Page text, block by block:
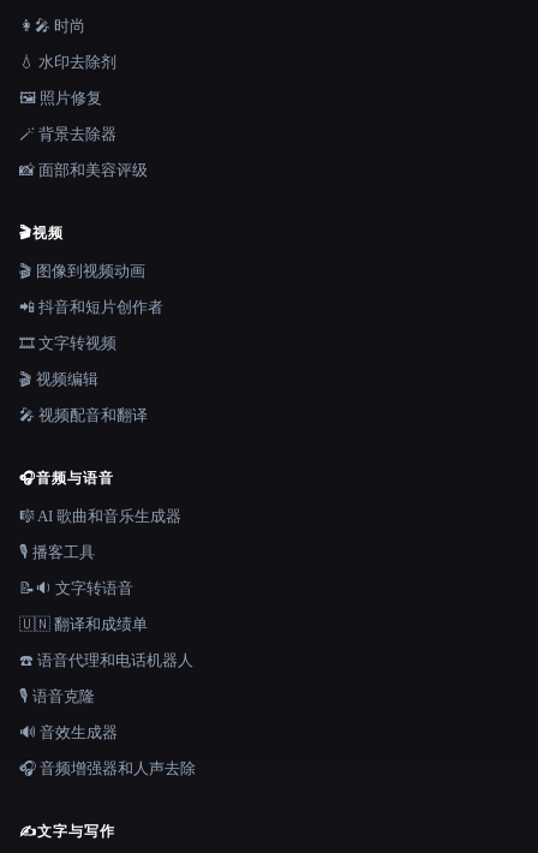
👩‍🎤 时尚
💧 水印去除剂
🖼️ 照片修复
🪄 背景去除器
📸 面部和美容评级
🎬视频
🎬 图像到视频动画
📲 抖音和短片创作者
🎞️ 文字转视频
🎬 视频编辑
🎤 视频配音和翻译
🎧音频与语音
🎼 AI 歌曲和音乐生成器
🎙️ 播客工具
📝🔉 文字转语音
🇺🇳 翻译和成绩单
☎️ 语音代理和电话机器人
🎙️ 语音克隆
🔊 音效生成器
🎧 音频增强器和人声去除
✍️文字与写作